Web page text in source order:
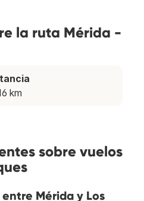
la ruta Mérida -
km
sobre vuelos
Mérida y Los